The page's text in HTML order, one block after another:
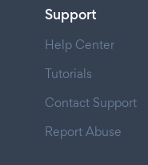
Support
Help Center
Tutorials
Contact Support
Report Abuse